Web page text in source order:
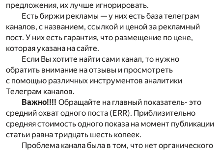
предложения, их лучше игнорировать.
Есть биржи рекламы — у них есть база телеграм
каналов, с названием, ссылкой и ценой за рекламный
пост. У них есть гарантия, что размещение по цене,
которая указана на сайте.
Если Вы хотите найти сами канал, то нужно
обратить внимание на отзывы и просмотреть
с помощью различных инструментов аналитики
Телеграм каналов.
Важно!!!! Обращайте на главный показатель- это
средний охват одного поста (ERR). Приблизительно
средняя стоимость одного показа на момент публикации
статьи равна тридцать шесть копеек.
Проблема канала была в том, что нет органического